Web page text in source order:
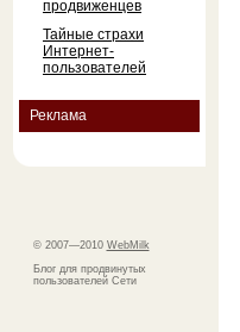
продвиженцев
Тайные страхи
Интернет-
пользователей
Реклама
© 2007—2010 WebMilk
Блог для продвинутых
пользователей Сети